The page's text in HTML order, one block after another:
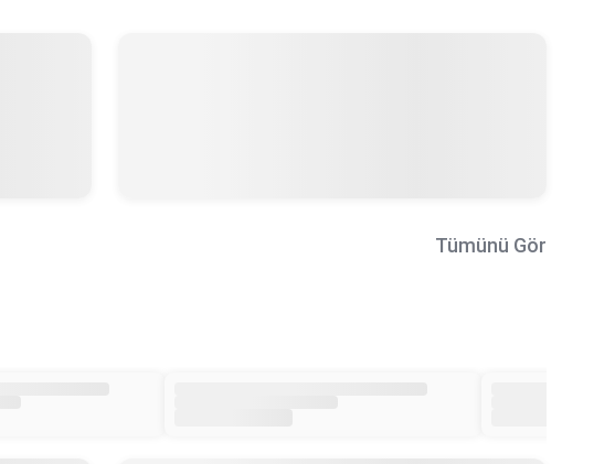
Tümünü Gör